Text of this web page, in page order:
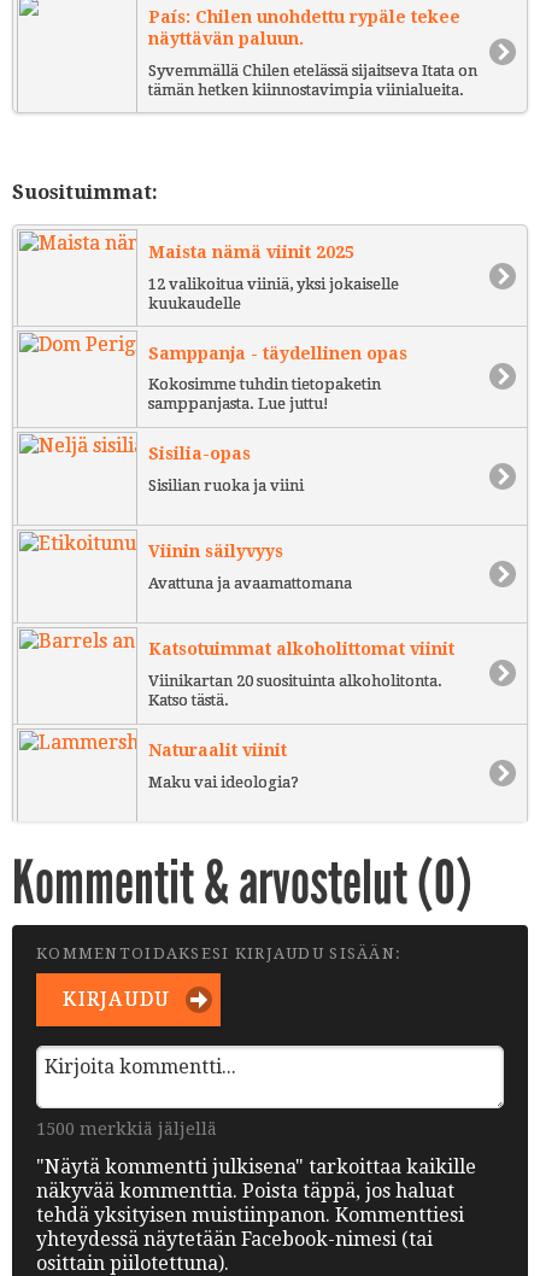
País: Chilen unohdettu rypäle tekee
näyttävän paluun.
Syvemmällä Chilen etelässä sijaitseva Itata on
tämän hetken kiinnostavimpia viinialueita.
Suosituimmat:
Maista nämä viinit 2025
12 valikoitua viiniä, yksi jokaiselle
kuukaudelle
Samppanja - täydellinen opas
Kokosimme tuhdin tietopaketin
samppanjasta. Lue juttu!
Sisilia-opas
Sisilian ruoka ja viini
Viinin säilyvyys
Avattuna ja avaamattomana
Katsotuimmat alkoholittomat viinit
Viinikartan 20 suosituinta alkoholitonta.
Katso tästä.
Naturaalit viinit
Maku vai ideologia?
Kommentit & arvostelut (0)
KOMMENTOIDAKSESI KIRJAUDU SISÄÄN:
KIRJAUDU
1500 merkkiä jäljellä
"Näytä kommentti julkisena" tarkoittaa kaikille
näkyvää kommenttia. Poista täppä, jos haluat
tehdä yksityisen muistiinpanon. Kommenttiesi
yhteydessä näytetään Facebook-nimesi (tai
osittain piilotettuna).